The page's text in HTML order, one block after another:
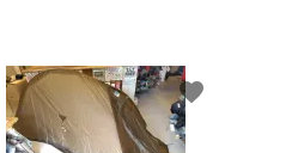
favorite